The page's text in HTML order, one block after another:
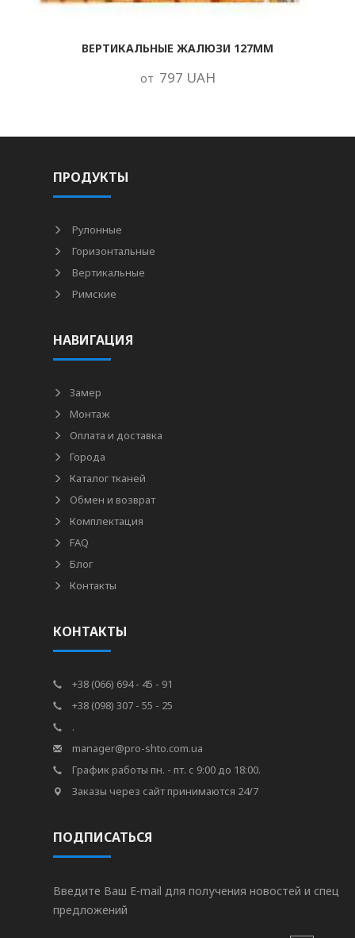
ВЕРТИКАЛЬНЫЕ ЖАЛЮЗИ 127ММ
от 797 UAH
ПРОДУКТЫ
Рулонные
Горизонтальные
Вертикальные
Римские
НАВИГАЦИЯ
Замер
Монтаж
Оплата и доставка
Города
Каталог тканей
Обмен и возврат
Комплектация
FAQ
Блог
Контакты
КОНТАКТЫ
+38 (066) 694 - 45 - 91
+38 (098) 307 - 55 - 25
.
manager@pro-shto.com.ua
График работы пн. - пт. с 9:00 до 18:00.
Заказы через сайт принимаются 24/7
ПОДПИСАТЬСЯ
Введите Ваш E-mail для получения новостей и спец
предложений